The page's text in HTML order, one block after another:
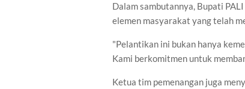
Dalam sambutannya, Bupati
elemen masyarakat yang telah
"Pelantikan ini bukan hanya
Kami berkomitmen untuk
Ketua tim pemenangan juga